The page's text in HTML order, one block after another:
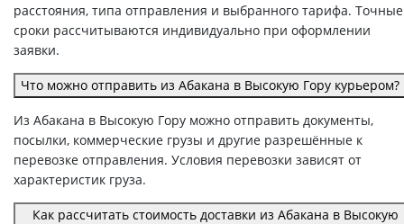
расстояния, типа отправления и выбранного тарифа. Точные
сроки рассчитываются индивидуально при оформлении
заявки.
Что можно отправить из Абакана в Высокую Гору курьером?
Из Абакана в Высокую Гору можно отправить документы,
посылки, коммерческие грузы и другие разрешённые к
перевозке отправления. Условия перевозки зависят от
характеристик груза.
Как рассчитать стоимость доставки из Абакана в Высокую